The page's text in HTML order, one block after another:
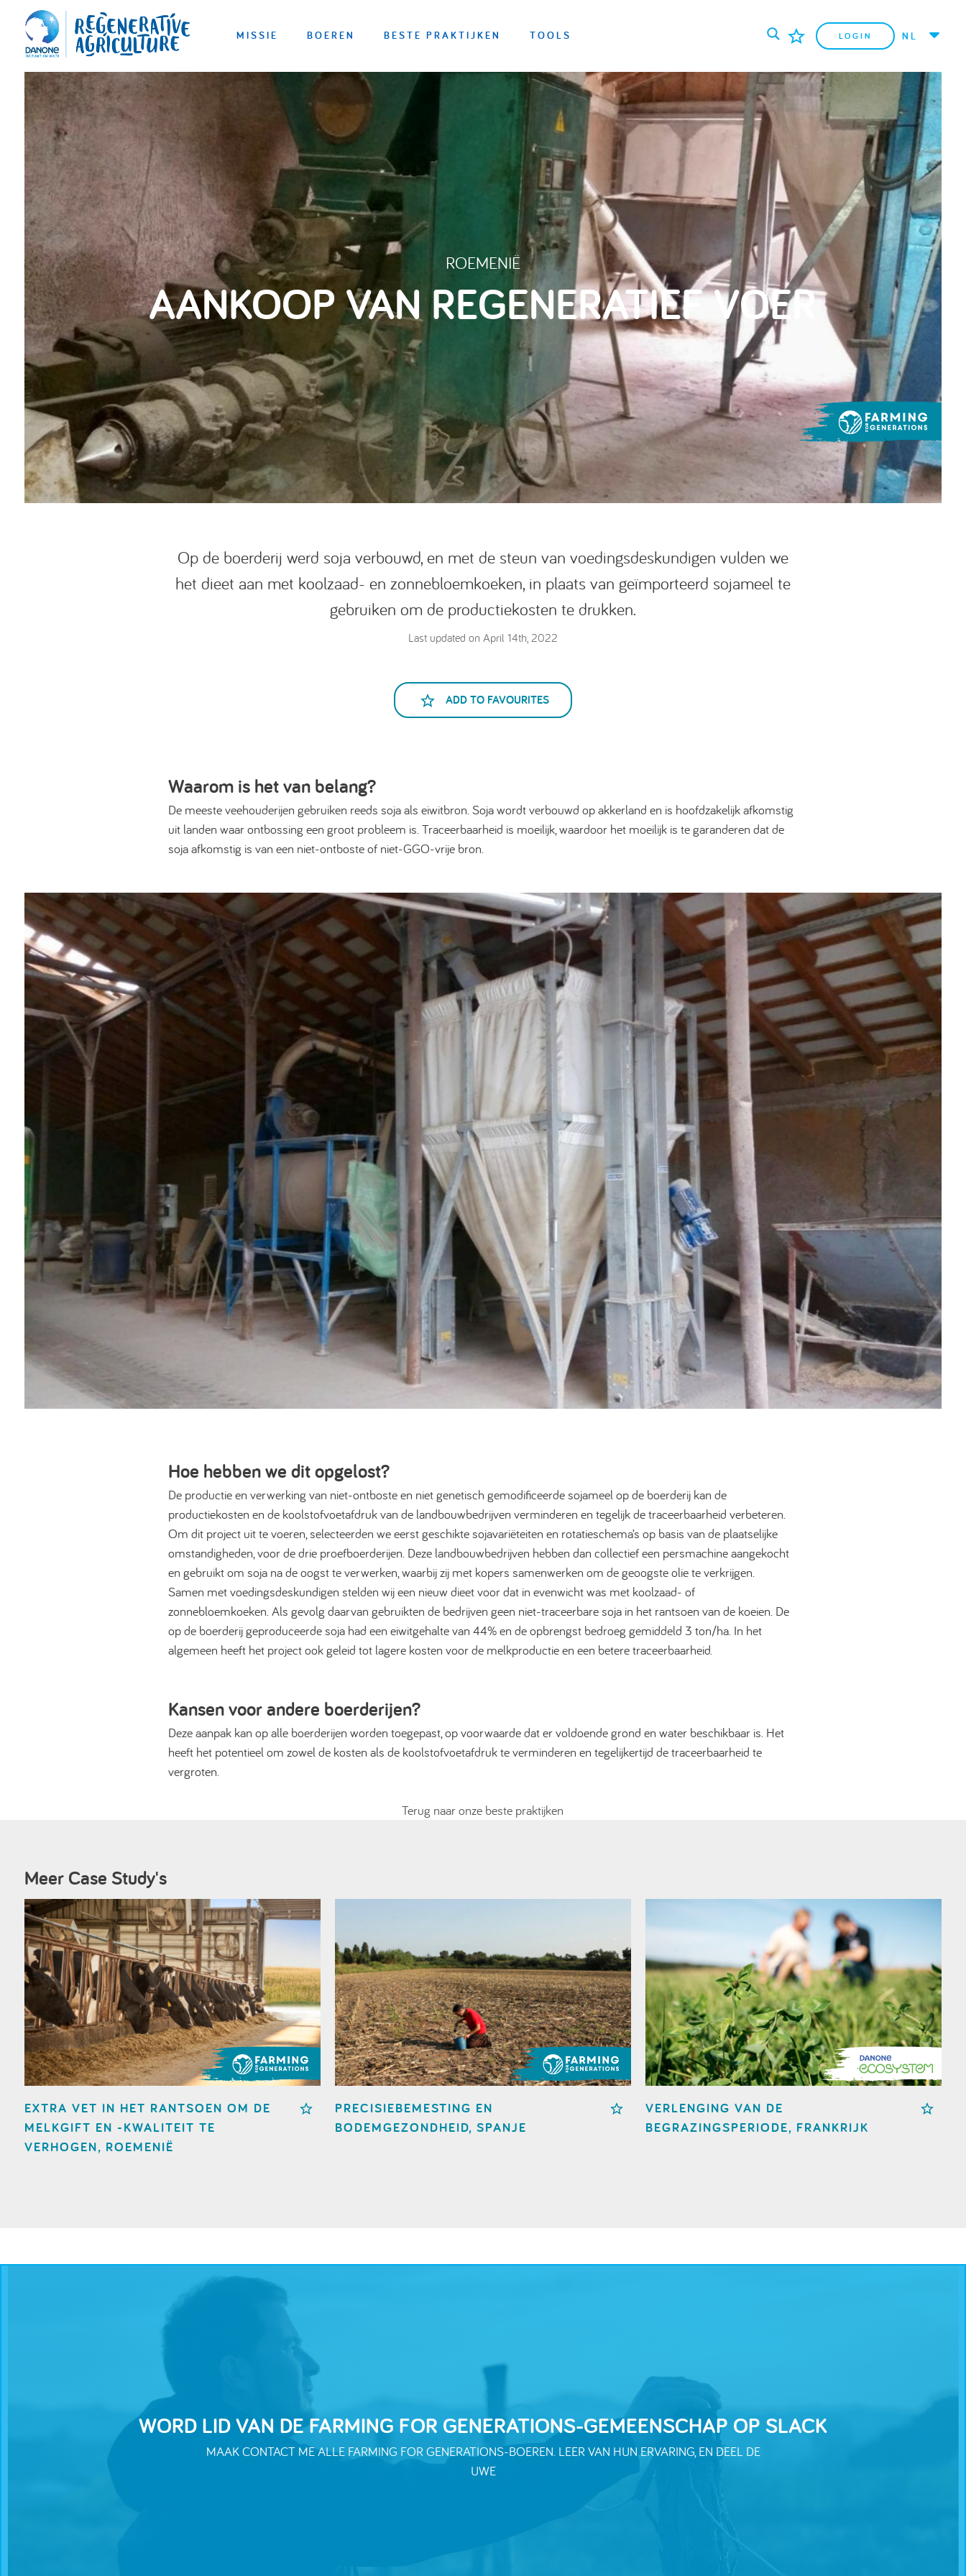
MISSIE BOEREN BESTE PRAKTIJKEN TOOLS LOGIN NL
ROEMENIË
AANKOOP VAN REGENERATIEF VOER
Op de boerderij werd soja verbouwd, en met de steun van voedingsdeskundigen vulden we
het dieet aan met koolzaad- en zonnebloemkoeken, in plaats van geïmporteerd sojameel te
gebruiken om de productiekosten te drukken.
Last updated on April 14th, 2022
ADD TO FAVOURITES
Waarom is het van belang?
De meeste veehouderijen gebruiken reeds soja als eiwitbron. Soja wordt verbouwd op akkerland en is hoofdzakelijk afkomstig
uit landen waar ontbossing een groot probleem is. Traceerbaarheid is moeilijk, waardoor het moeilijk is te garanderen dat de
soja afkomstig is van een niet-ontboste of niet-GGO-vrije bron.
Hoe hebben we dit opgelost?
De productie en verwerking van niet-ontboste en niet genetisch gemodificeerde sojameel op de boerderij kan de
productiekosten en de koolstofvoetafdruk van de landbouwbedrijven verminderen en tegelijk de traceerbaarheid verbeteren.
Om dit project uit te voeren, selecteerden we eerst geschikte sojavariëteiten en rotatieschema’s op basis van de plaatselijke
omstandigheden, voor de drie proefboerderijen. Deze landbouwbedrijven hebben dan collectief een persmachine aangekocht
en gebruikt om soja na de oogst te verwerken, waarbij zij met kopers samenwerken om de geoogste olie te verkrijgen.
Samen met voedingsdeskundigen stelden wij een nieuw dieet voor dat in evenwicht was met koolzaad- of
zonnebloemkoeken. Als gevolg daarvan gebruikten de bedrijven geen niet-traceerbare soja in het rantsoen van de koeien. De
op de boerderij geproduceerde soja had een eiwitgehalte van 44% en de opbrengst bedroeg gemiddeld 3 ton/ha. In het
algemeen heeft het project ook geleid tot lagere kosten voor de melkproductie en een betere traceerbaarheid.
Kansen voor andere boerderijen?
Deze aanpak kan op alle boerderijen worden toegepast, op voorwaarde dat er voldoende grond en water beschikbaar is. Het
heeft het potentieel om zowel de kosten als de koolstofvoetafdruk te verminderen en tegelijkertijd de traceerbaarheid te
vergroten.
Terug naar onze beste praktijken
Meer Case Study's
EXTRA VET IN HET RANTSOEN OM DE
MELKGIFT EN -KWALITEIT TE
VERHOGEN, ROEMENIË
PRECISIEBEMESTING EN
BODEMGEZONDHEID, SPANJE
VERLENGING VAN DE
BEGRAZINGSPERIODE, FRANKRIJK
WORD LID VAN DE FARMING FOR GENERATIONS-GEMEENSCHAP OP SLACK
MAAK CONTACT ME ALLE FARMING FOR GENERATIONS-BOEREN. LEER VAN HUN ERVARING, EN DEEL DE
UWE